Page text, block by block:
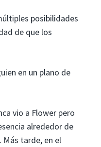
posibilidades
de que los
en un plano de
vio a Flower pero
alrededor de
Más tarde, en el